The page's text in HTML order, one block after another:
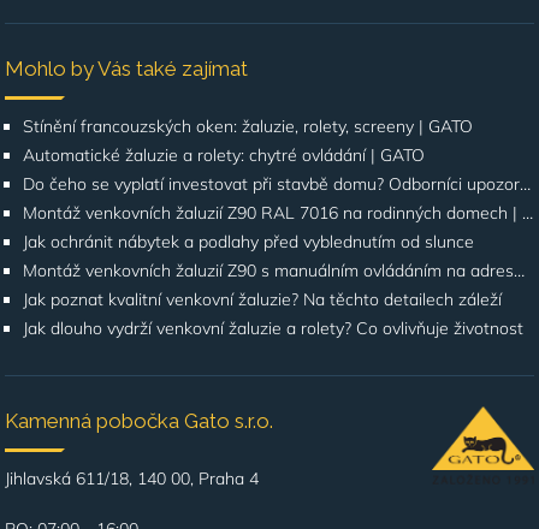
Mohlo by Vás také zajímat
Stínění francouzských oken: žaluzie, rolety, screeny | GATO
Automatické žaluzie a rolety: chytré ovládání | GATO
Do čeho se vyplatí investovat při stavbě domu? Odborníci upozorňují na stínění oken
Montáž venkovních žaluzií Z90 RAL 7016 na rodinných domech | Případová studie
Jak ochránit nábytek a podlahy před vyblednutím od slunce
Montáž venkovních žaluzií Z90 s manuálním ovládáním na adrese Štúrova, Praha 4
Jak poznat kvalitní venkovní žaluzie? Na těchto detailech záleží
Jak dlouho vydrží venkovní žaluzie a rolety? Co ovlivňuje životnost
Kamenná pobočka Gato s.r.o.
Jihlavská 611/18, 140 00, Praha 4